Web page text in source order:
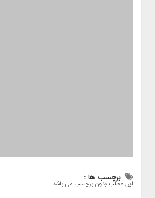
برچسب ها :
این مطلب بدون برچسب می باشد.